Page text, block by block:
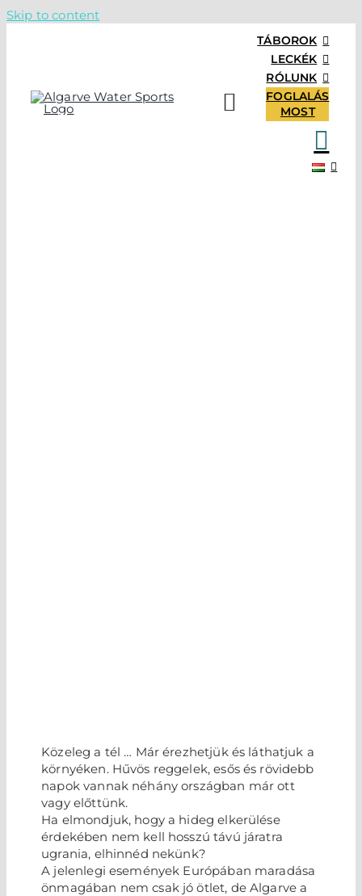
Skip to content
TÁBOROK
LECKÉK
RÓLUNK
FOGLALÁS
MOST
Közeleg a tél … Már érezhetjük és láthatjuk a
környéken. Hűvös reggelek, esős és rövidebb
napok vannak néhány országban már ott
vagy előttünk.
Ha elmondjuk, hogy a hideg elkerülése
érdekében nem kell hosszú távú járatra
ugrania, elhinnéd nekünk?
A jelenlegi események Európában maradása
önmagában nem csak jó ötlet, de Algarve a